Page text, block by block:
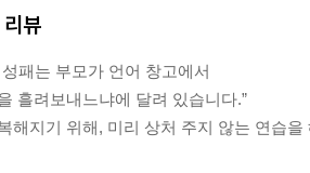
빠에겐 네가 전부다”
고 자신의 삶을 사는 부모가 되세요
요하는 말
아이들이 얼마나 많은데”
면서 능동적일 수 있는 사람은 없습니다.
.
뷰
성패는 부모가 언어 창고에서
흘려보내느냐에 달려 있습니다.”
해지기 위해, 미리 상처 주지 않는 연습을